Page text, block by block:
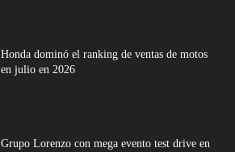
Honda dominó el ranking de ventas de motos
en julio en 2026
Grupo Lorenzo con mega evento test drive en